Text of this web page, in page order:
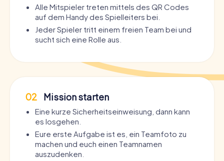
Alle Mitspieler treten mittels des QR Codes
auf dem Handy des Spielleiters bei.
Jeder Spieler tritt einem freien Team bei und
sucht sich eine Rolle aus.
02 Mission starten
Eine kurze Sicherheitseinweisung, dann kann
es losgehen.
Eure erste Aufgabe ist es, ein Teamfoto zu
machen und euch einen Teamnamen
auszudenken.